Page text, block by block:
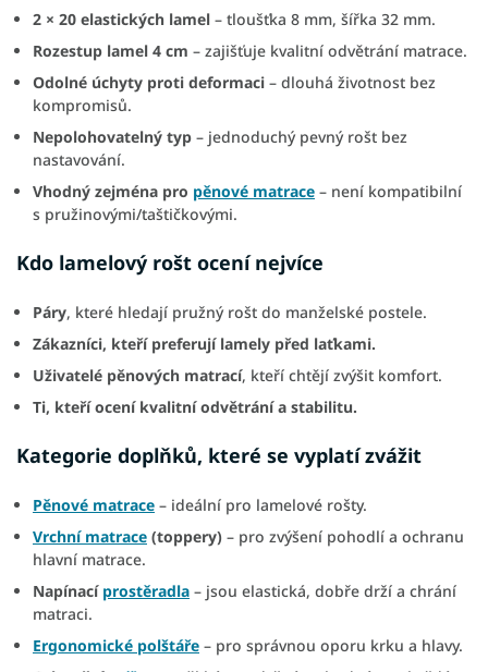
2 × 20 elastických lamel – tloušťka 8 mm, šířka 32 mm.
Rozestup lamel 4 cm – zajišťuje kvalitní odvětrání matrace.
Odolné úchyty proti deformaci – dlouhá životnost bez
kompromisů.
Nepolohovatelný typ – jednoduchý pevný rošt bez
nastavování.
Vhodný zejména pro pěnové matrace – není kompatibilní
s pružinovými/taštičkovými.
Kdo lamelový rošt ocení nejvíce
Páry, které hledají pružný rošt do manželské postele.
Zákazníci, kteří preferují lamely před laťkami.
Uživatelé pěnových matrací, kteří chtějí zvýšit komfort.
Ti, kteří ocení kvalitní odvětrání a stabilitu.
Kategorie doplňků, které se vyplatí zvážit
Pěnové matrace – ideální pro lamelové rošty.
Vrchní matrace (toppery) – pro zvýšení pohodlí a ochranu
hlavní matrace.
Napínací prostěradla – jsou elastická, dobře drží a chrání
matraci.
Ergonomické polštáře – pro správnou oporu krku a hlavy.